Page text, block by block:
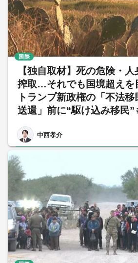
【独自取材】死の危険・
搾取…それでも国境超え
トランプ新政権の「不法移
送還」前に“駆け込み移民”
中西孝介
国際